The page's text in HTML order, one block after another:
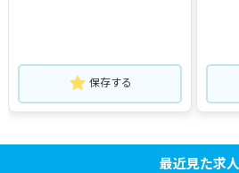
保存する
最近見た求人